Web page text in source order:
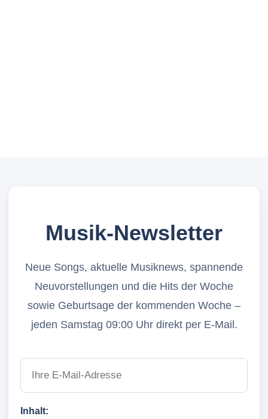
Musik-Newsletter
Neue Songs, aktuelle Musiknews, spannende
Neuvorstellungen und die Hits der Woche
sowie Geburtsage der kommenden Woche –
jeden Samstag 09:00 Uhr direkt per E-Mail.
Inhalt: